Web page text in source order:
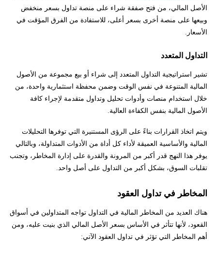
الأصل المالي، من فتح صفقة شراء على منصة تداول بسعر منخفض
وبيعها على منصة أخرى بسعر أعلى، للاستفادة من الفرق المؤقت في
الأسعار.
التداول المتعدد
تشير استراتيجية التداول المتعدد إلى شراء أو بيع مجموعة من الأصول
المالية المتنوعة في نفس الوقت وضمن محفظة استثمارية واحدة، من
خلال استخدام منصات وأدوات تحليل وتداول متقدمة لإجراء كافة
الأصول المالية بنفس الكفاءة العالية.
ويتم اتخاذ القرارات بناءً على الرؤى المستنيرة التي توفرها التحليلات
المالية والأساسية العميقة لأداء كل أداة من الأدوات المتداولة، وبالتالي
يوفر هذا النهج قدر أكبر من المرونة والقدرة على إدارة المخاطر، وتجنب
تقلبات السوق، بشكل أكبر من التداول على أصل واحد.
المخاطر في تداول العقود
هناك العديد من المخاطر المالية في التداول تواجه المتداولين في أسواق
القعود، لأنها تتأثر في الأساس بسعر الأصل المالي الذي بنيت عليه، ومن
أهم المخاطر التي تؤثر في تداول العقود الآتي: